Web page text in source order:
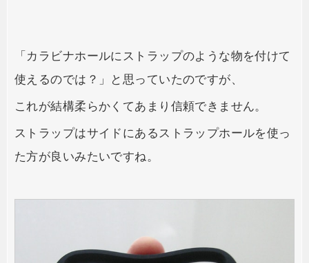
「カラビナホールにストラップのような物を付けて
使えるのでは？」と思っていたのですが、
これが結構柔らかくてあまり信頼できません。
ストラップはサイドにあるストラップホールを使っ
た方が良いみたいですね。